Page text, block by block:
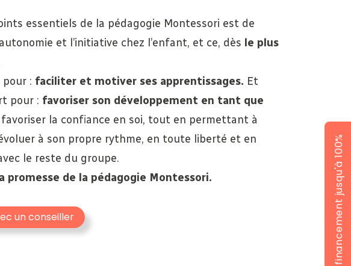
essentiels de la pédagogie Montessori est de
et l’initiative chez l’enfant, et ce, dès le plus
pour : faciliter et motiver ses apprentissages. Et
pour : favoriser son développement en tant que
favoriser la confiance en soi, tout en permettant à
à son propre rythme, en toute liberté et en
le reste du groupe.
promesse de la pédagogie Montessori.
un conseiller financement jusqu'à 100%